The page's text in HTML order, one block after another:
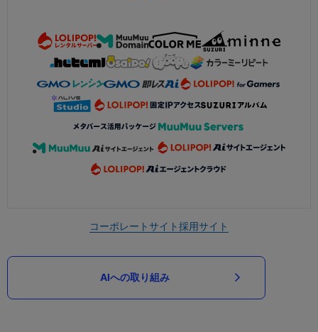
コーポレートサイト採用サイト
AIへの取り組み